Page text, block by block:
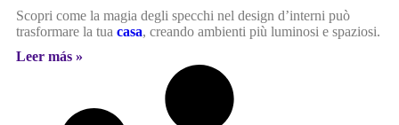
Scopri come la magia degli specchi nel design d’interni può
trasformare la tua casa, creando ambienti più luminosi e spaziosi.
Leer más »